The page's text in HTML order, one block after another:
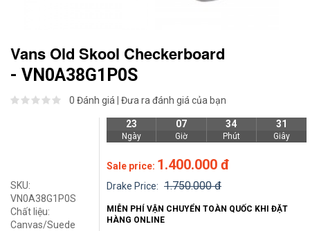
Vans Old Skool Checkerboard
- VN0A38G1P0S
0 Đánh giá Đưa ra đánh giá của bạn
SKU:
VN0A38G1P0S
Chất liệu:
Canvas/Suede
23
Ngày
07
Giờ
34
Phút
30
Giây
Sale price: 1.400.000 đ
Drake Price: 1.750.000 đ
MIỄN PHÍ VẬN CHUYỂN TOÀN QUỐC KHI ĐẶT
HÀNG ONLINE